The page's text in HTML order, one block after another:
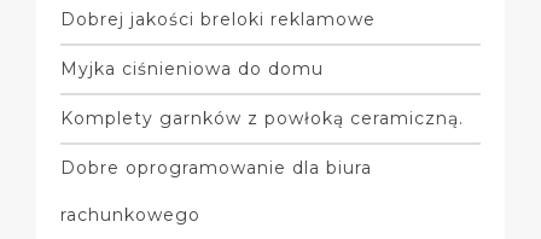
Dobrej jakości breloki reklamowe
Myjka ciśnieniowa do domu
Komplety garnków z powłoką ceramiczną.
Dobre oprogramowanie dla biura
rachunkowego